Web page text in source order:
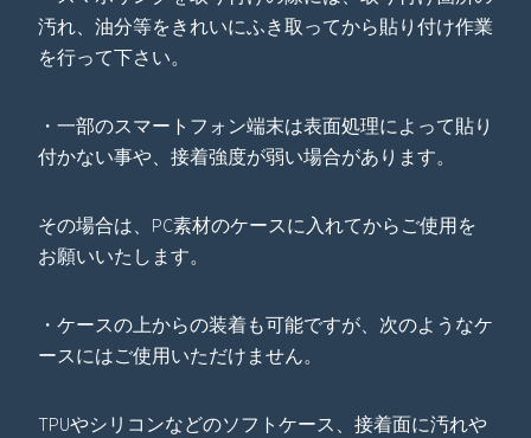
汚れ、油分等をきれいにふき取ってから貼り付け作業
を行って下さい。
・一部のスマートフォン端末は表面処理によって貼り
付かない事や、接着強度が弱い場合があります。
その場合は、PC素材のケースに入れてからご使用を
お願いいたします。
・ケースの上からの装着も可能ですが、次のようなケ
ースにはご使用いただけません。
TPUやシリコンなどのソフトケース、接着面に汚れや